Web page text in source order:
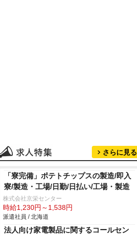
さらに見る
「寮完備」ポテトチップスの製造/即入
寮/製造・工場/日勤/日払い/工場・製造
株式会社京栄センター
時給1,230円～1,538円
派遣社員 / 北海道
法人向け家電製品に関するコールセン